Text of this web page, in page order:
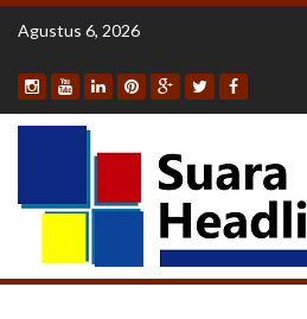
Skip
Agustus 6, 2026